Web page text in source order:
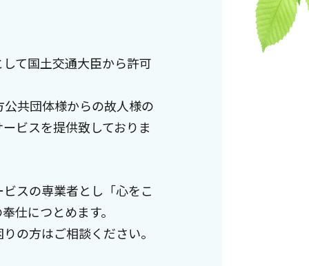
て国土交通大臣から許可
共団体様からの故人様の
ビスを提供致しておりま
スの専業者とし「心をこ
仕につとめます。
の方はご相談ください。